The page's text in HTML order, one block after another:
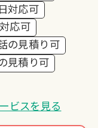
対応可
応可
の見積り可
見積り可
ビスを見る